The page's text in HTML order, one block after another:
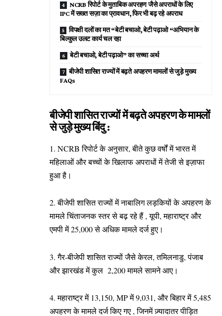
NCRB रिपोर्ट के मुताबिक अपरहण जैसे अपराधों के लिए
IPC में सख्त सज़ा का प्रावधान, फिर भी बढ़ रहे अपराध
विपक्षी दलों का मत “बेटी बचाओ, बेटी पढ़ाओ “अभियान के
बिल्कुल उलट कार्य चल रहा
बेटी बचाओ, बेटी पढ़ाओ” का सच्चा अर्थ
बीजेपी शासित राज्यों में बढ़ते अपहरण मामलों से जुड़े मुख्य
FAQs
बीजेपी शासित राज्यों में बढ़ते अपहरण के मामलों
से जुड़े मुख्य बिंदु :
1. NCRB रिपोर्ट के अनुसार, बीते कुछ वर्षों में भारत में
महिलाओं और बच्चों के खिलाफ अपराधों में तेजी से इज़ाफा
हुआ है।
2. बीजेपी शासित राज्यों में नाबालिग लड़कियों के अपहरण के
मामले चिंताजनक स्तर से बढ़ रहे हैं , यूपी, महाराष्ट्र और
एमपी में 25,000 से अधिक मामले दर्ज हुए।
3. गैर-बीजेपी शासित राज्यों जैसे केरल, तमिलनाडु, पंजाब
और झारखंड में कुल 2,200 मामले सामने आए।
4. महाराष्ट्र में 13,150, MP में 9,031, और बिहार में 5,485
अपहरण के मामले दर्ज किए गए , जिनमें ज़्यादातर पीड़ित